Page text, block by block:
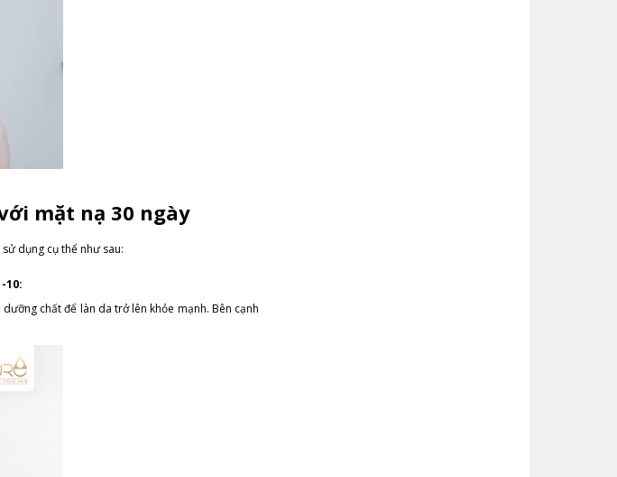
mặt nạ 30 ngày
dụng cụ thể như sau:
10:
chất để làn da trở lên khỏe mạnh. Bên cạnh